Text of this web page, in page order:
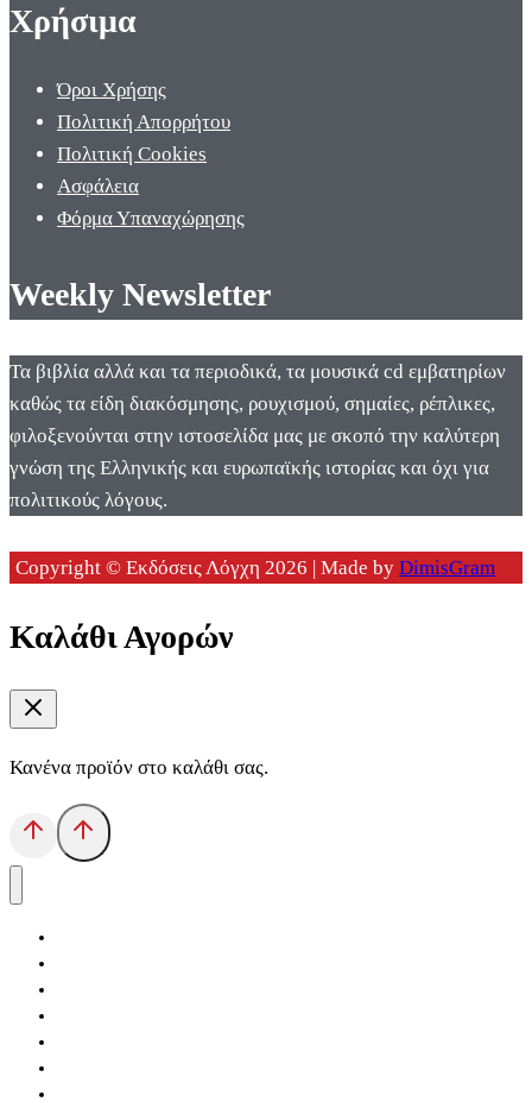
Χρήσιμα
Όροι Χρήσης
Πολιτική Απορρήτου
Πολιτική Cookies
Ασφάλεια
Φόρμα Υπαναχώρησης
Weekly Newsletter
Τα βιβλία αλλά και τα περιοδικά, τα μουσικά cd εμβατηρίων
καθώς τα είδη διακόσμησης, ρουχισμού, σημαίες, ρέπλικες,
φιλοξενούνται στην ιστοσελίδα μας με σκοπό την καλύτερη
γνώση της Ελληνικής και ευρωπαϊκής ιστορίας και όχι για
πολιτικούς λόγους.
Copyright © Εκδόσεις Λόγχη 2026 | Made by DimisGram
Καλάθι Αγορών
Κανένα προϊόν στο καλάθι σας.